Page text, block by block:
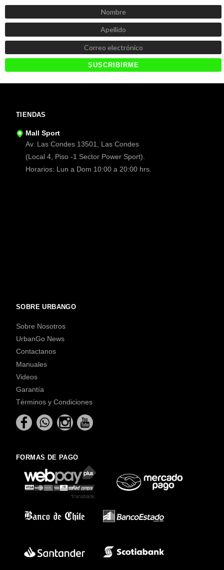
TIENDAS
Mall Sport
Av. Las Condes 13501, Las Condes
(Local 4, Piso -1 Sector Power Sport).
Horarios: Lun a Dom 10:00 a 20:00 hrs.
SOBRE URBANGO
Sobre Nosotros
UrbanGo News
Contactanos
Manuales
Videos
Garantía
Términos y Condiciones
FORMAS DE PAGO